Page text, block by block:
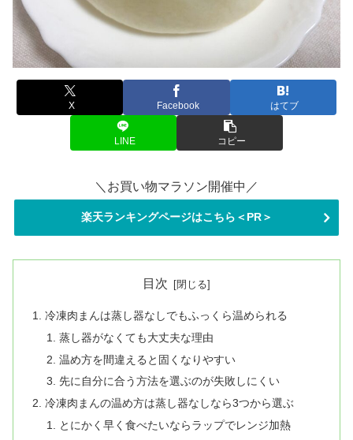
X Facebook はてブ
LINE コピー
＼お買い物マラソン開催中／
楽天ランキングページはこちら＜PR＞
目次
冷凍肉まんは蒸し器なしでもふっくら温められる
蒸し器がなくても大丈夫な理由
温め方を間違えると固くなりやすい
先に自分に合う方法を選ぶのが失敗しにくい
冷凍肉まんの温め方は蒸し器なしなら3つから選ぶ
とにかく早く食べたいならラップでレンジ加熱